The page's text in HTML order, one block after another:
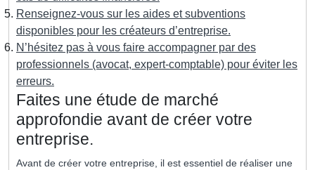
Renseignez-vous sur les aides et subventions
disponibles pour les créateurs d’entreprise.
N’hésitez pas à vous faire accompagner par des
professionnels (avocat, expert-comptable) pour éviter les
erreurs.
Faites une étude de marché
approfondie avant de créer votre
entreprise.
Avant de créer votre entreprise, il est essentiel de réaliser une